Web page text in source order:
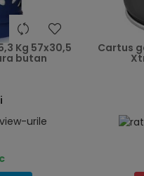
heart
Kg 57x30,5
butan
urile
Cartus